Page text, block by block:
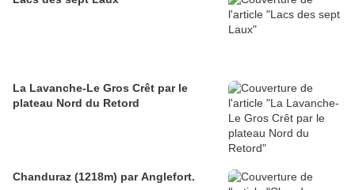
La Lavanche-Le Gros Crêt par le
plateau Nord du Retord
Chanduraz (1218m) par Anglefort.